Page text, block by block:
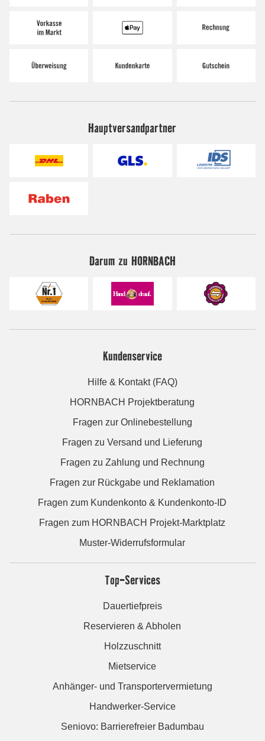
Hauptversandpartner
Darum zu HORNBACH
Kundenservice
Hilfe & Kontakt (FAQ)
HORNBACH Projektberatung
Fragen zur Onlinebestellung
Fragen zu Versand und Lieferung
Fragen zu Zahlung und Rechnung
Fragen zur Rückgabe und Reklamation
Fragen zum Kundenkonto & Kundenkonto-ID
Fragen zum HORNBACH Projekt-Marktplatz
Muster-Widerrufsformular
Top-Services
Dauertiefpreis
Reservieren & Abholen
Holzzuschnitt
Mietservice
Anhänger- und Transportervermietung
Handwerker-Service
Seniovo: Barrierefreier Badumbau